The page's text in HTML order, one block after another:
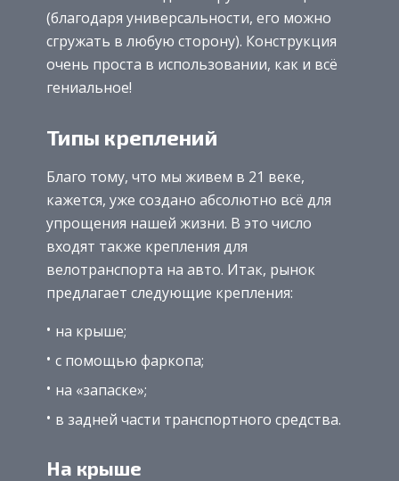
(благодаря универсальности, его можно
сгружать в любую сторону). Конструкция
очень проста в использовании, как и всё
гениальное!
Типы креплений
Благо тому, что мы живем в 21 веке,
кажется, уже создано абсолютно всё для
упрощения нашей жизни. В это число
входят также крепления для
велотранспорта на авто. Итак, рынок
предлагает следующие крепления:
на крыше;
с помощью фаркопа;
на «запаске»;
в задней части транспортного средства.
На крыше